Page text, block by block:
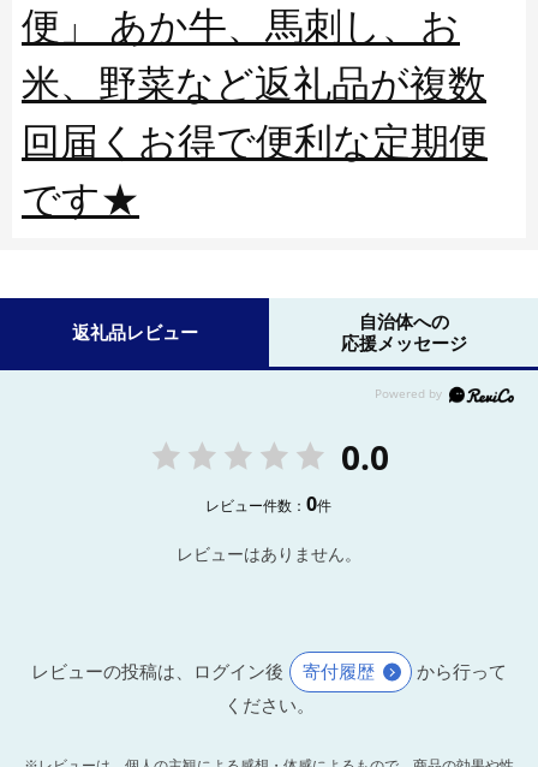
便」 あか牛、馬刺し、お
米、野菜など返礼品が複数
回届くお得で便利な定期便
です★
返礼品レビュー
自治体への
応援メッセージ
0.0
レビュー件数：0件
レビューはありません。
レビューの投稿は、ログイン後 寄付履歴
から行って
ください。